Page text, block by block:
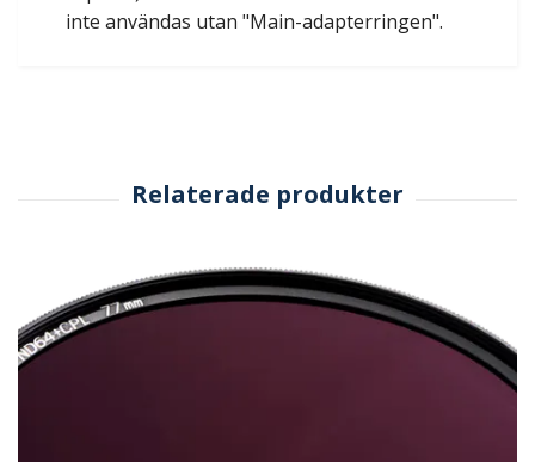
inte användas utan "Main-adapterringen".